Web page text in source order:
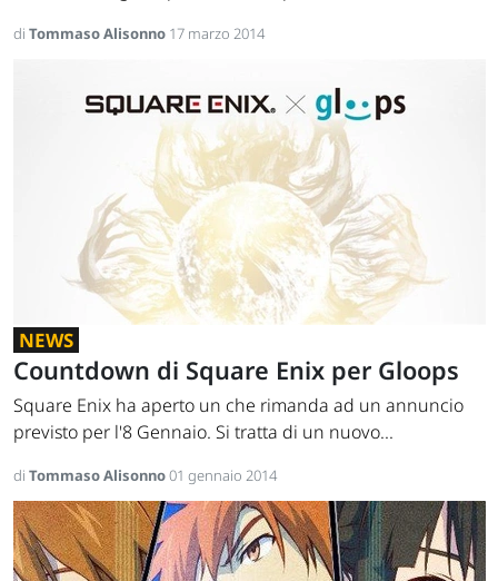
di Tommaso Alisonno 17 marzo 2014
NEWS
Countdown di Square Enix per Gloops
Square Enix ha aperto un che rimanda ad un annuncio
previsto per l'8 Gennaio. Si tratta di un nuovo...
di Tommaso Alisonno01 gennaio 2014